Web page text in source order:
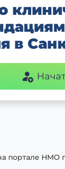
в
портале НМО